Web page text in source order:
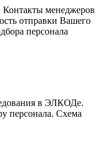
менеджеров
отправки Вашего
персонала
в ЭЛКОДе.
персонала. Схема